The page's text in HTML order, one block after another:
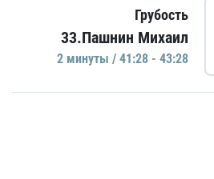
Грубость
33.Пашнин Михаил
2 минуты / 41:28 - 43:28